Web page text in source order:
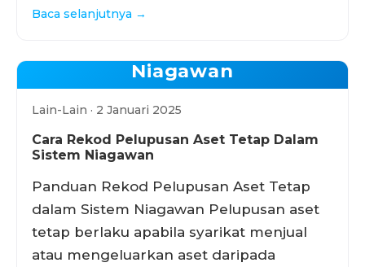
Baca selanjutnya →
Niagawan
Lain-Lain · 2 Januari 2025
Cara Rekod Pelupusan Aset Tetap Dalam
Sistem Niagawan
Panduan Rekod Pelupusan Aset Tetap
dalam Sistem Niagawan Pelupusan aset
tetap berlaku apabila syarikat menjual
atau mengeluarkan aset daripada